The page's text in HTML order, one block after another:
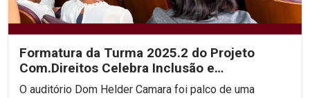
Formatura da Turma 2025.2 do Projeto
Com.Direitos Celebra Inclusão e
Transformação Social
O auditório Dom Helder Camara foi palco de uma